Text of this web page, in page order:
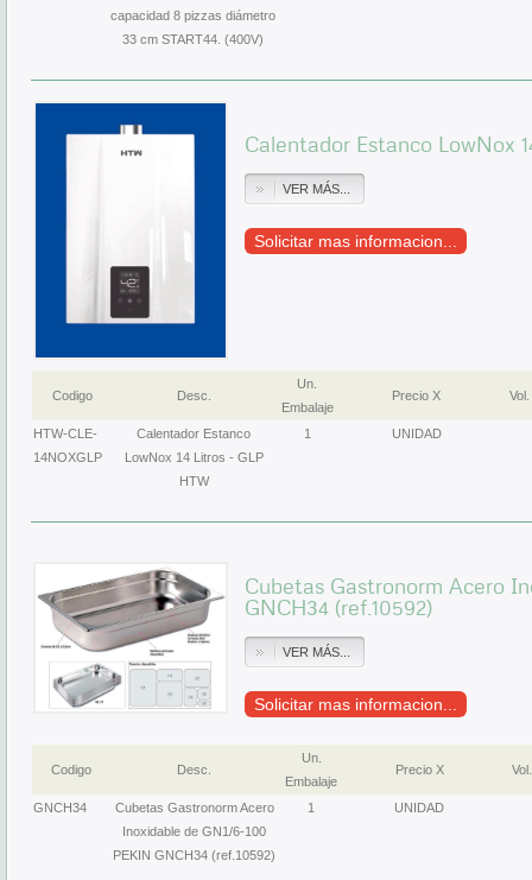
capacidad 8 pizzas diámetro
33 cm START44. (400V)
Calentador Estanco LowNox
VER MÁS...
Solicitar mas informacion...
Codigo Desc.
Un.
Embalaje
Precio X Vol.
HTW-CLE-
14NOXGLP
Calentador Estanco
LowNox 14 Litros - GLP
HTW
1 UNIDAD
Cubetas Gastronorm Acero
GNCH34 (ref.10592)
VER MÁS...
Solicitar mas informacion...
Codigo Desc.
Un.
Embalaje
Precio X Vol.
GNCH34
Cubetas Gastronorm Acero
Inoxidable de GN1/6-100
PEKIN GNCH34 (ref.10592)
1 UNIDAD